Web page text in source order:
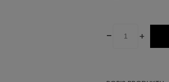
- +